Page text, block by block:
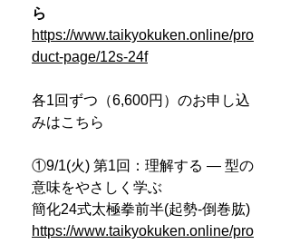
ら
https://www.taikyokuken.online/pro
duct-page/12s-24f
各1回ずつ（6,600円）のお申し込
みはこちら
①9/1(火) 第1回：理解する ― 型の
意味をやさしく学ぶ
簡化24式太極拳前半(起勢-倒巻肱)
https://www.taikyokuken.online/pro